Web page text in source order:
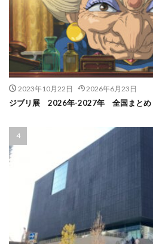
2023年10月22日 2026年6月23日
ジブリ展 2026年-2027年 全国まとめ